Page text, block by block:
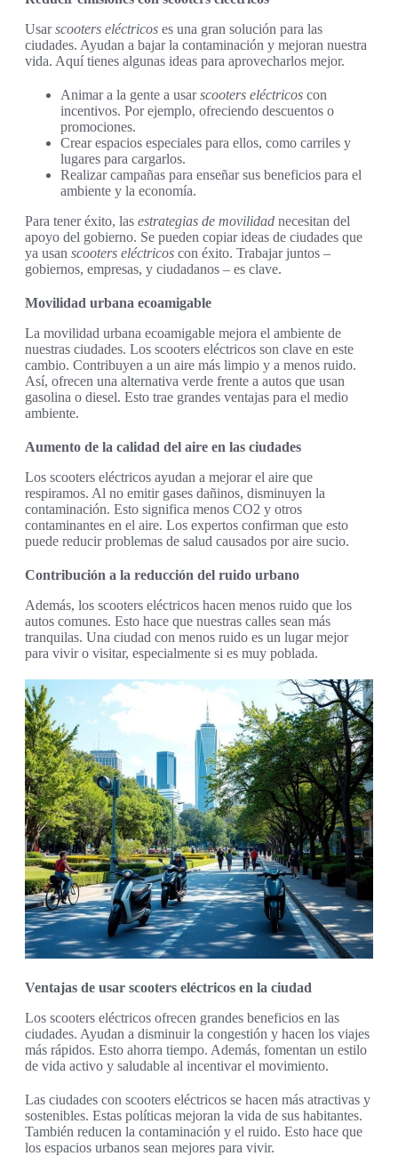
Usarscooters eléctricos es una gran solución para las
ciudades. Ayudan a bajar la contaminación y mejoran nuestra
vida. Aquí tienes algunas ideas para aprovecharlos mejor.
Animar a la gente a usarscooters eléctricos con
incentivos. Por ejemplo, ofreciendo descuentos o
promociones.
Crear espacios especiales para ellos, como carriles y
lugares para cargarlos.
Realizar campañas para enseñar sus beneficios para el
ambiente y la economía.
Para tener éxito, las estrategias de movilidad necesitan del
apoyo del gobierno. Se pueden copiar ideas de ciudades que
ya usan scooters eléctricos con éxito. Trabajar juntos –
gobiernos, empresas, y ciudadanos – es clave.
Movilidad urbana ecoamigable
La movilidad urbana ecoamigable mejora el ambiente de
nuestras ciudades. Los scooters eléctricos son clave en este
cambio. Contribuyen a un aire más limpio y a menos ruido.
Así, ofrecen una alternativa verde frente a autos que usan
gasolina o diesel. Esto trae grandes ventajas para el medio
ambiente.
Aumento de la calidad del aire en las ciudades
Los scooters eléctricos ayudan a mejorar el aire que
respiramos. Al no emitir gases dañinos, disminuyen la
contaminación. Esto significa menos CO2 y otros
contaminantes en el aire. Los expertos confirman que esto
puede reducir problemas de salud causados por aire sucio.
Contribución a la reducción del ruido urbano
Además, los scooters eléctricos hacen menos ruido que los
autos comunes. Esto hace que nuestras calles sean más
tranquilas. Una ciudad con menos ruido es un lugar mejor
para vivir o visitar, especialmente si es muy poblada.
Ventajas de usar scooters eléctricos en la ciudad
Los scooters eléctricos ofrecen grandes beneficios en las
ciudades. Ayudan a disminuir la congestión y hacen los viajes
más rápidos. Esto ahorra tiempo. Además, fomentan un estilo
de vida activo y saludable al incentivar el movimiento.
Las ciudades con scooters eléctricos se hacen más atractivas y
sostenibles. Estas políticas mejoran la vida de sus habitantes.
También reducen la contaminación y el ruido. Esto hace que
los espacios urbanos sean mejores para vivir.